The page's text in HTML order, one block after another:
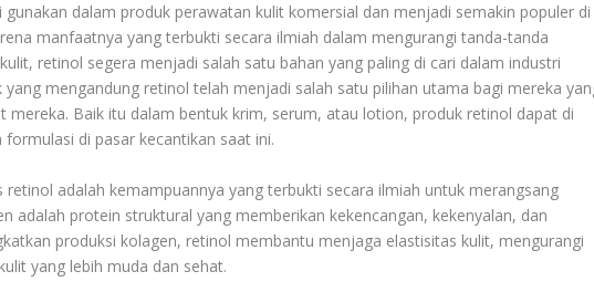
dalam produk perawatan kulit komersial dan menjadi semakin populer di
manfaatnya yang terbukti secara ilmiah dalam mengurangi tanda-tanda
retinol segera menjadi salah satu bahan yang paling di cari dalam industri
mengandung retinol telah menjadi salah satu pilihan utama bagi mereka
mereka. Baik itu dalam bentuk krim, serum, atau lotion, produk retinol dapat di
di pasar kecantikan saat ini.
adalah kemampuannya yang terbukti secara ilmiah untuk merangsang
adalah protein struktural yang memberikan kekencangan, kekenyalan, dan
produksi kolagen, retinol membantu menjaga elastisitas kulit, mengurangi
yang lebih muda dan sehat.